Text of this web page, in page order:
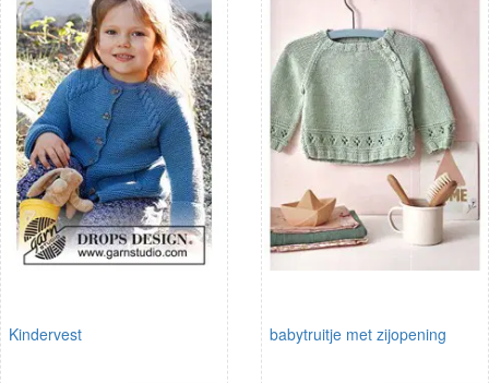
Kindervest babytruitje met zijopening